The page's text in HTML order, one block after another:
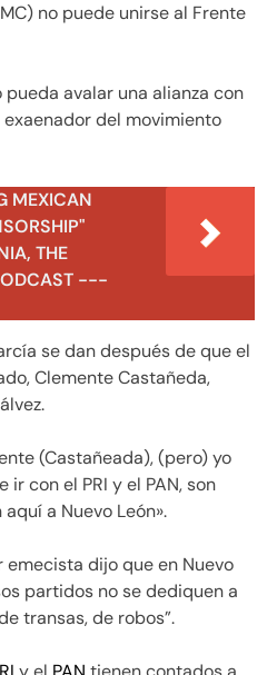
no puede unirse al Frente
avalar una alianza con
exaenador del movimiento
MEXICAN
THE
---
se dan después de que el
Clemente Castañeda,
(Castañeada), (pero) yo
ir con el PRI y el PAN, son
a Nuevo León».
dijo que en Nuevo
partidos no se dediquen a
transas, de robos”.